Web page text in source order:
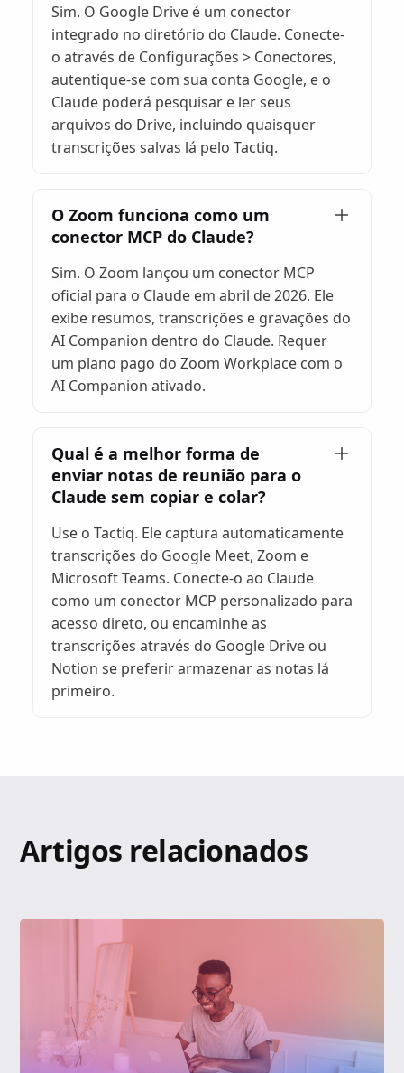
Sim. O Google Drive é um conector
integrado no diretório do Claude. Conecte-
o através de Configurações > Conectores,
autentique-se com sua conta Google, e o
Claude poderá pesquisar e ler seus
arquivos do Drive, incluindo quaisquer
transcrições salvas lá pelo Tactiq.
O Zoom funciona como um
conector MCP do Claude?
Sim. O Zoom lançou um conector MCP
oficial para o Claude em abril de 2026. Ele
exibe resumos, transcrições e gravações do
AI Companion dentro do Claude. Requer
um plano pago do Zoom Workplace com o
AI Companion ativado.
Qual é a melhor forma de
enviar notas de reunião para o
Claude sem copiar e colar?
Use o Tactiq. Ele captura automaticamente
transcrições do Google Meet, Zoom e
Microsoft Teams. Conecte-o ao Claude
como um conector MCP personalizado para
acesso direto, ou encaminhe as
transcrições através do Google Drive ou
Notion se preferir armazenar as notas lá
primeiro.
Artigos relacionados